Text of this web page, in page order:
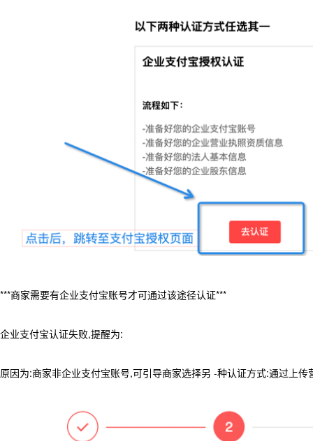
***商家需要有企业支付宝账号才可通过该途径认证***
企业支付宝认证失败,提醒为:
原因为:商家非企业支付宝账号,可引导商家选择另 -种认证方式:通过上